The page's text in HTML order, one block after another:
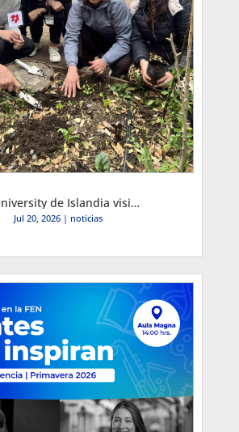
Reykjavík University de Islandia visita la FEN y proyecta convenio de intercambio y sustentabilidad
Jul 20, 2026| noticias